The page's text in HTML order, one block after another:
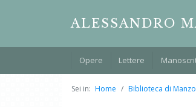
ALESSANDRO
Opere Lettere
Sei in: Home Biblioteca di